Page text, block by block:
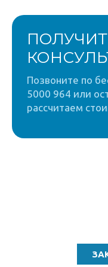
Позвоните по
5000 964 или
рассчитаем